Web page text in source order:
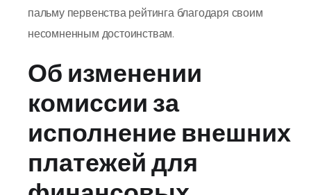
пальму первенства рейтинга благодаря своим
несомненным достоинствам.
Об изменении
комиссии за
исполнение внешних
платежей для